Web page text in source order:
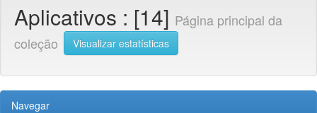
Aplicativos : [14] Página principal da
coleção
Visualizar estatísticas
Navegar